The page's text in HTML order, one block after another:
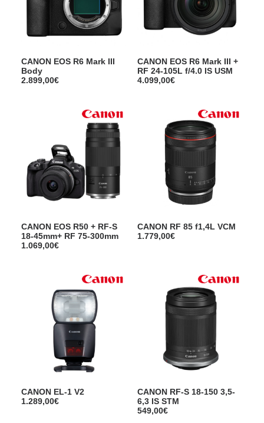
CANON EOS R6 Mark III
Body
2.899,00€
CANON EOS R6 Mark III +
RF 24-105L f/4.0 IS USM
4.099,00€
CANON EOS R50 + RF-S
18-45mm+ RF 75-300mm
1.069,00€
CANON RF 85 f1,4L VCM
1.779,00€
CANON EL-1 V2
1.289,00€
CANON RF-S 18-150 3,5-
6,3 IS STM
549,00€